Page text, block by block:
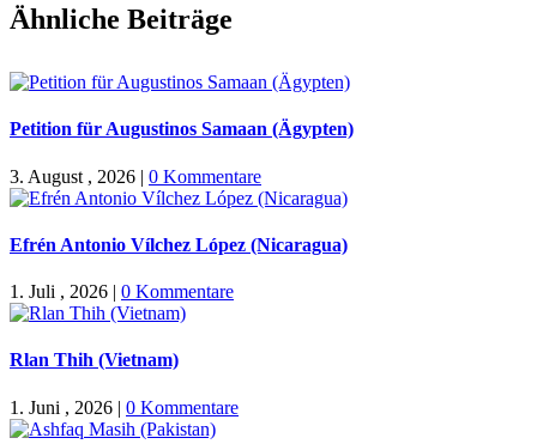
Facebook
X
WhatsApp
Pinterest
E-
Mail
Ähnliche Beiträge
Petition für Augustinos Samaan (Ägypten)
3. August , 2026 | 0 Kommentare
Efrén Antonio Vílchez López (Nicaragua)
1. Juli , 2026 | 0 Kommentare
Rlan Thih (Vietnam)
1. Juni , 2026 | 0 Kommentare